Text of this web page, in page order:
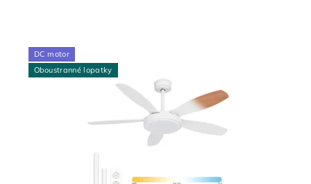
DC motor
Oboustranné lopatky